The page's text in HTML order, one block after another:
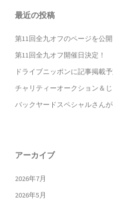
ゲ
ー
ョ
最近の投稿
第11回全九オフのページを公
第11回全九オフ開催日決定！
ドライブニッポンに記事掲載
チャリティーオークション＆
バックヤードスペシャルさん
アーカイブ
2026年7月
2026年5月